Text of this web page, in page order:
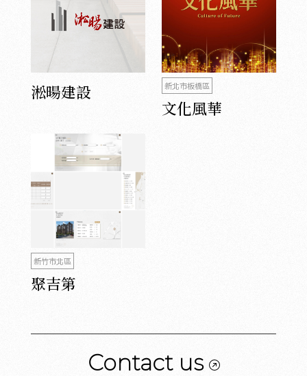
淞暘建設 新北市板橋區
文化風華
新竹市北區
聚吉第
Contact us